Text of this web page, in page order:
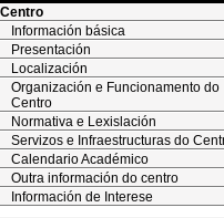
Centro
Información básica
Presentación
Localización
Organización e Funcionamento do
Centro
Normativa e Lexislación
Servizos e Infraestructuras do
Calendario Académico
Outra información do centro
Información de Interese